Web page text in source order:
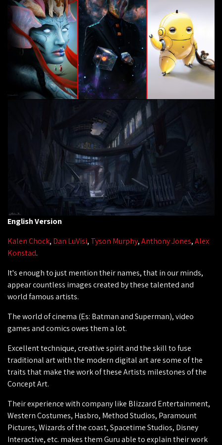
English Version
Kalen Chock, Dan LuVisi, Tyson Murphy,Anthony Jones,Alex
Konstad.
It's enough to just mention their names, that in our minds,
appear countless images created by these talented and
world famous artists.
The world of cinema (Es: Batman and Superman), video
games and comics owes them a lot.
Excellent technique, creative spirit and the skill to fuse
traditional art with the modern digital art are some of the
traits that make the work of these Artists milestones of the
Concept Art.
Their experience with company like Blizzard Entertainment,
Western Costumes, Hasbro, Method Studios, Paramount
Pictures, Wizards of the coast, Spacetime Studios, Disney
Interactive, etc. makes them Guru able to explain their work